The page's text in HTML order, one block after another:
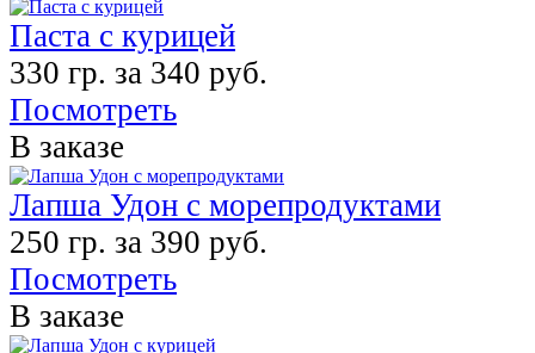
Паста с курицей
330 гр. за 340 руб.
Посмотреть
В заказе
Лапша Удон с морепродуктами
250 гр. за 390 руб.
Посмотреть
В заказе